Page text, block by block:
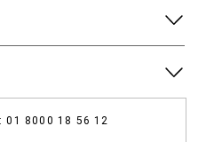
01 8000 18 56 12